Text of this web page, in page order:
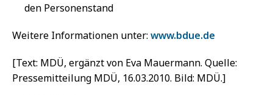
den Personenstand
Weitere Informationen unter: www.bdue.de
[Text: MDÜ, ergänzt von Eva Mauermann. Quelle:
Pressemitteilung MDÜ, 16.03.2010. Bild: MDÜ.]